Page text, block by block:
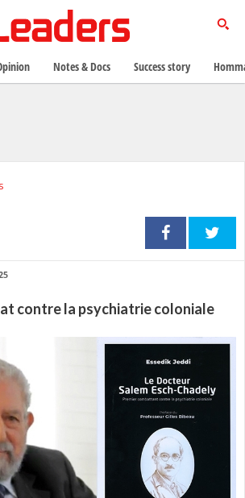
contre la psychiatrie coloniale
Notes & Docs Success story